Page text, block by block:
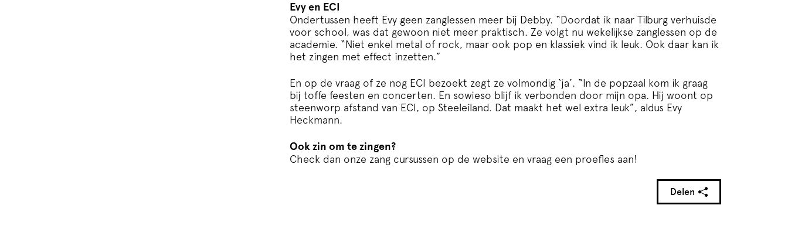
Evy en ECI
Ondertussen heeft Evy geen zanglessen meer bij Debby. “Doordat ik naar Tilburg verhuisde
voor school, was dat gewoon niet meer praktisch. Ze volgt nu wekelijkse zanglessen op de
academie. “Niet enkel metal of rock, maar ook pop en klassiek vind ik leuk. Ook daar kan ik
het zingen met effect inzetten.”
En op de vraag of ze nog ECI bezoekt zegt ze volmondig ‘ja’. “In de popzaal kom ik graag
bij toffe feesten en concerten. En sowieso blijf ik verbonden door mijn opa. Hij woont op
steenworp afstand van ECI, op Steeleiland. Dat maakt het wel extra leuk”, aldus Evy
Heckmann.
Ook zin om te zingen?
Check dan onze zang cursussen op de website en vraag een proefles aan!
Delen